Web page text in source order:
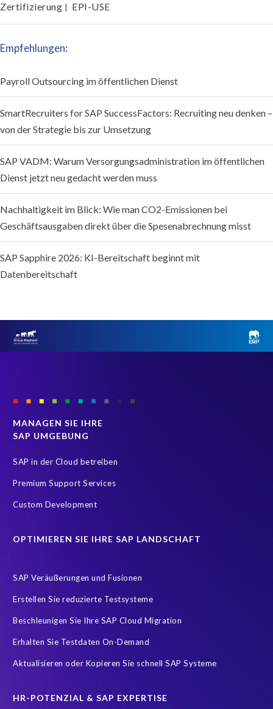
Zertifizierung | EPI-USE
Empfehlungen:
Payroll Outsourcing im öffentlichen Dienst
SmartRecruiters for SAP SuccessFactors: Recruiting neu denken –
von der Strategie bis zur Umsetzung
SAP VADM: Warum Versorgungsadministration im öffentlichen
Dienst jetzt neu gedacht werden muss
Nachhaltigkeit im Blick: Wie man CO2-Emissionen bei
Geschäftsausgaben direkt über die Spesenabrechnung misst
SAP Sapphire 2026: KI-Bereitschaft beginnt mit
Datenbereitschaft
MANAGEN SIE IHRE
SAP UMGEBUNG
SAP in der Cloud betreiben
Premium Support Services
Custom Development
OPTIMIEREN SIE IHRE SAP LANDSCHAFT
SAP Veräußerungen und Fusionen
Erstellen Sie reduzierte Testsysteme
Beschleunigen Sie Ihre SAP Cloud Migration
Erhalten Sie Testdaten On-Demand
Aktualisieren oder Kopieren Sie schnell SAP Systeme
HR-POTENZIAL & SAP EXPERTISE